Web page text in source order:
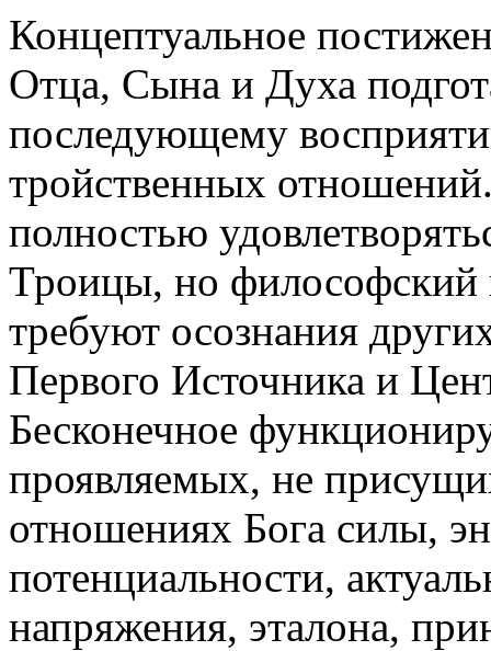
Концептуальное
Отца, Сына и Духа
последующему
тройственных
полностью
Троицы, но философский
требуют осознания
Первого Источника и
Бесконечное
проявляемых, не
отношениях Бога силы,
потенциальности,
напряжения, эталона,